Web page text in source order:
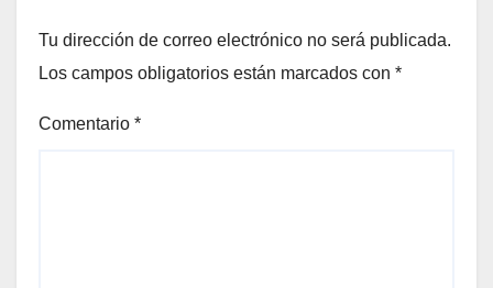
Tu dirección de correo electrónico no será publicada.
Los campos obligatorios están marcados con *
Comentario *